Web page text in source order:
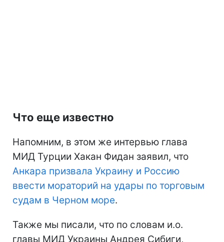
Что еще известно
Напомним, в этом же интервью глава
МИД Турции Хакан Фидан заявил, что
Анкара призвала Украину и Россию
ввести мораторий на удары по торговым
судам в Черном море.
Также мы писали, что по словам и.о.
главы МИД Украины Андрея Сибиги,